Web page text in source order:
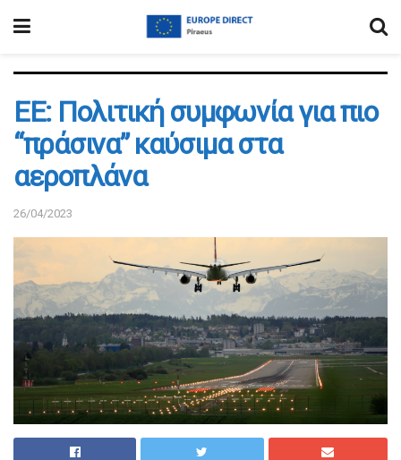
ΕΕ: Πολιτική συμφωνία για πιο
“πράσινα” καύσιμα στα
αεροπλάνα
26/04/2023